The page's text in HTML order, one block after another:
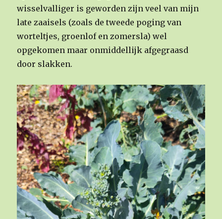
wisselvalliger is geworden zijn veel van mijn
late zaaisels (zoals de tweede poging van
worteltjes, groenlof en zomersla) wel
opgekomen maar onmiddellijk afgegraasd
door slakken.